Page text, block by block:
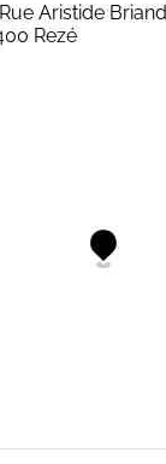
Aristide Briand
Rezé